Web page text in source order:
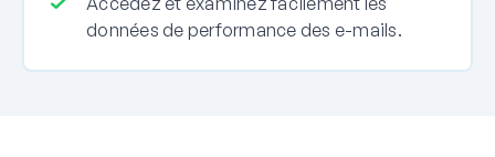
données de performance des e-mails.